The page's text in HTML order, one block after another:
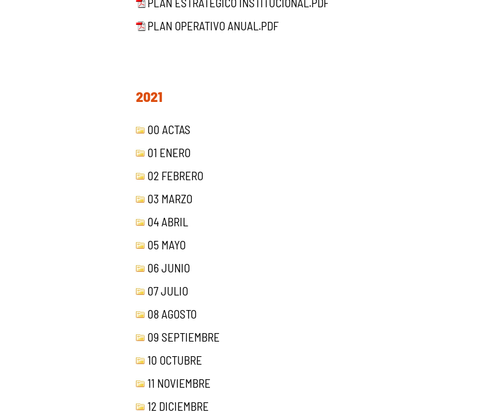
PLAN OPERATIVO ANUAL.PDF
2021
00 ACTAS
01 ENERO
02 FEBRERO
03 MARZO
04 ABRIL
05 MAYO
06 JUNIO
07 JULIO
08 AGOSTO
09 SEPTIEMBRE
10 OCTUBRE
11 NOVIEMBRE
12 DICIEMBRE